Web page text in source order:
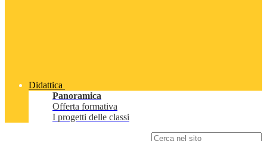
Didattica
Panoramica
Offerta formativa
I progetti delle classi